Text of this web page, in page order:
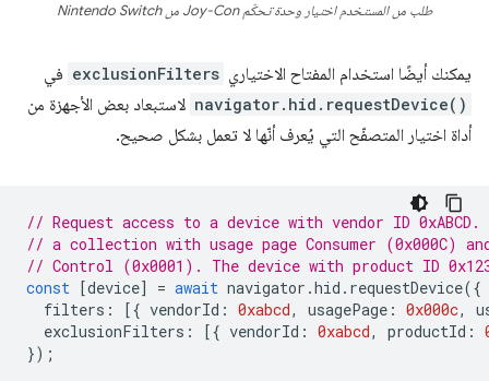
طلب من المستخدم اختيار وحدة تحكّم Joy-Con من Nintendo Switch
يمكنك أيضًا استخدام المفتاح الاختياري exclusionFilters في
navigator.hid.requestDevice() لاستبعاد بعض الأجهزة من
أداة اختيار المتصفّح التي يُعرف أنّها لا تعمل بشكل صحيح.
// Request access to a device with vendor ID
// a collection with usage page Consumer (0x000C) and
// Control (0x0001). The device with product ID
const [device] = await navigator .hid . requestDevice({
filters : [{ vendorId : 0xabcd, usagePage : 0x000c,
exclusionFilters : [{ vendorId : 0xabcd, productId :
});